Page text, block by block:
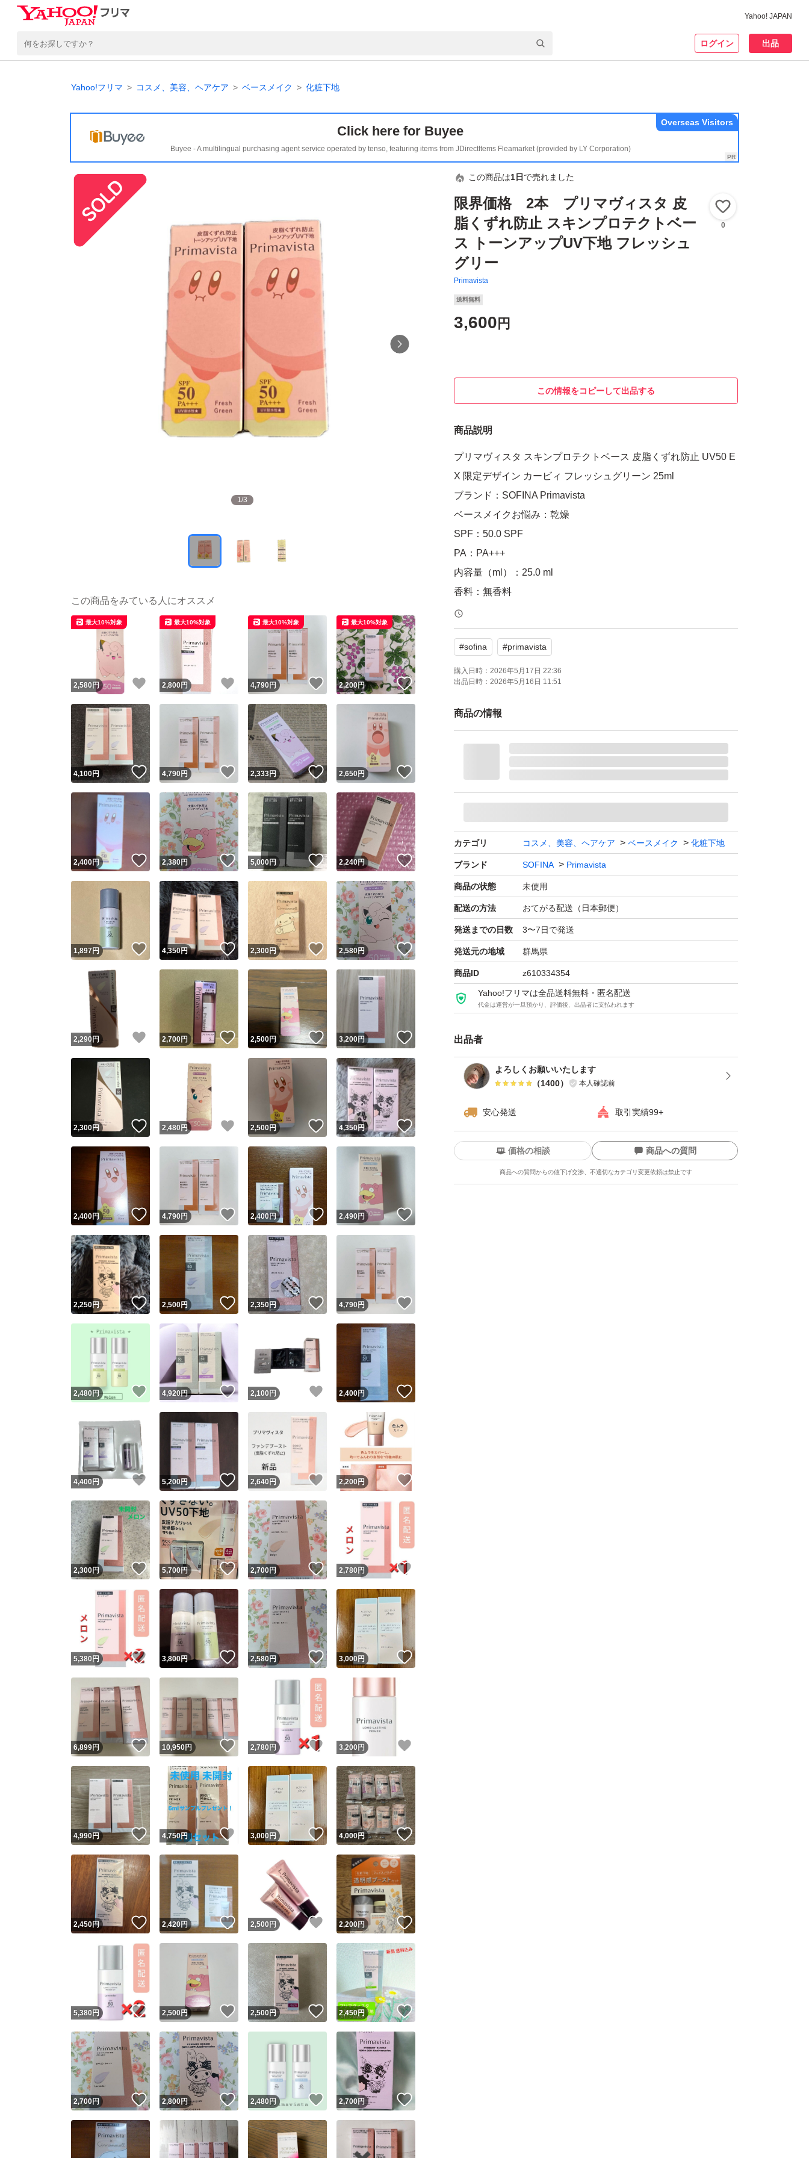
Yahoo! JAPAN
ログイン 出品
Yahoo!フリマ コスメ、美容、ヘアケア ベースメイク 化粧下地
Click here for Buyee
Buyee - A multilingual purchasing agent service operated by tenso, featuring items from JDirectItems Fleamarket (provided by LY Corporation)
Overseas Visitors
1/3
この商品は1日 で売れました
限界価格 2本 プリマヴィスタ 皮
脂くずれ防止 スキンプロテクトベー
ス トーンアップUV下地 フレッシュ
グリー
Primavista
0
送料無料
3,600 円
この情報をコピーして出品する
商品説明
プリマヴィスタ スキンプロテクトベース 皮脂くずれ防止 UV50 E
X 限定デザイン カービィ フレッシュグリーン 25ml
ブランド：SOFINA Primavista
ベースメイクお悩み：乾燥
SPF：50.0 SPF
PA：PA+++
内容量（ml）：25.0 ml
香料：無香料
ベースメイク特徴：UVカット テカり防止 UV耐水性★ ウォータ
ープルーフ 無香料
原産国：日本
個数：2
#sofina #primavista
購入日時： 2026年5月17日 22:36
出品日時： 2026年5月16日 11:51
商品の情報
カテゴリ コスメ、美容、ヘアケア ベースメイク 化粧下地
ブランド SOFINA Primavista
商品の状態 未使用
配送の方法 おてがる配送（日本郵便）
発送までの日数 3〜7日で発送
発送元の地域 群馬県
商品ID z610334354
Yahoo!フリマは全品送料無料・匿名配送
代金は運営が一旦預かり、評価後、出品者に支払われます
出品者
よろしくお願いいたします
（1400） 本人確認前
安心発送 取引実績99+
ユーザーの実績について
Yahoo!フリマが定めた一定の基準を満たしたユーザーにバッジを付与しています
安心取引出品者
安心取引出品者 Yahoo!フリマの基準をクリアした安心・安全なユーザーです
取引実績
このユーザーはYahoo!フリマの取引を完了させた実績があります
このユーザーは他フリマサービスでの取引実績があります
スピード&安心発送
※このバッジは実績に基づく表示であり、発送を保証しているものではありません
スピード＆安心発送
このユーザーは高頻度で24時間以内＆設定した発送日数内に発送してい
ます
スピード発送 このユーザーは高頻度で24時間以内に発送しています
安心発送 このユーザーは設定した発送日数内に発送しています
価格の相談 商品への質問
商品への質問からの値下げ交渉、不適切なカテゴリ変更依頼は禁止です
この商品の情報をコピーします
商品画像の 無断転載は禁止されています
です
出品ページへ
キャンセル
この商品をみている人にオススメ
2,580 円 いいね！
最大10%対象
2,800円 いいね！
最大10%対象
4,790円 いいね！
最大10%対象
2,200円 いいね！
最大10%対象
4,100円 いいね！
4,790円 いいね！
2,333円 いいね！
2,650円
2,400円 いいね！
2,380円 いいね！
5,000円 いいね！
2,240円 いいね！
1,897円 いいね！
4,350円 いいね！
2,300円 いいね！
2,580円
2,290円 いいね！
2,700円 いいね！
2,500円 いいね！
3,200円
2,300円 いいね！
2,480 円 いいね！
2,500円 いいね！
4,350円 いいね！
2,400円 いいね！
4,790円 いいね！
2,400円 いいね！
2,490円 いいね！
2,250円 いいね！
2,500円 いいね！
2,350円 いいね！
4,790円
2,480円 いいね！
4,920円 いいね！
2,100 円 いいね！
2,400円
4,400円 いいね！
5,200円 いいね！
2,640 円 いいね！
2,200円
2,300円 いいね！
5,700円 いいね！
2,700円 いいね！
2,780 円
5,380 円 いいね！
3,800円 いいね！
2,580円 いいね！
3,000円 いいね！
6,899円 いいね！
10,950円 いいね！
2,780 円 いいね！
3,200 円
4,990円 いいね！
4,750円 いいね！
3,000円 いいね！
4,000円 いいね！
2,450円 いいね！
2,420円 いいね！
2,500 円 いいね！
2,200円 いいね！
5,380 円 いいね！
2,500円 いいね！
2,500円 いいね！
2,450円 いいね！
2,700円 いいね！
2,800円 いいね！
2,480円 いいね！
2,700円